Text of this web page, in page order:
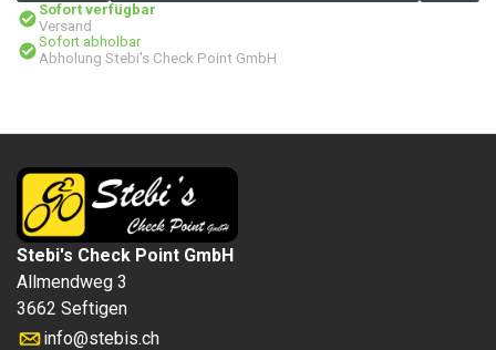
Sofort verfügbar
Versand
Sofort abholbar
Abholung Stebi's Check Point GmbH
Stebi's Check Point GmbH
Allmendweg 3
3662 Seftigen
info@stebis.ch